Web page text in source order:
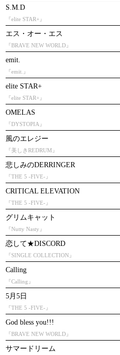
S.M.D
『elite STAR+』
エス・オー・エス
『BRAVE NEW WORLD』
emit.
『emit.』
elite STAR+
『elite STAR+』
OMELAS
『DYSTOPIA』
風のエレジー
『美しきREDRUM』
悲しみのDERRINGER
『THE 5 -FIVE-』
CRITICAL ELEVATION
『THE 5 -FIVE-』
グリムキャット
『Nutty Nasty』
恋して★DISCORD
『SINGLE COLLECTION』
Calling
『Calling』
5月5日
『THE 5 -FIVE-』
God bless you!!!
『BRAVE NEW WORLD』
サマードリーム